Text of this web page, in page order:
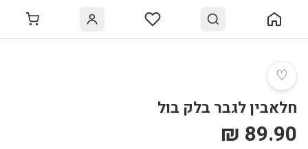
♡
חלאבין לגבר בלק בול
89.90 ₪